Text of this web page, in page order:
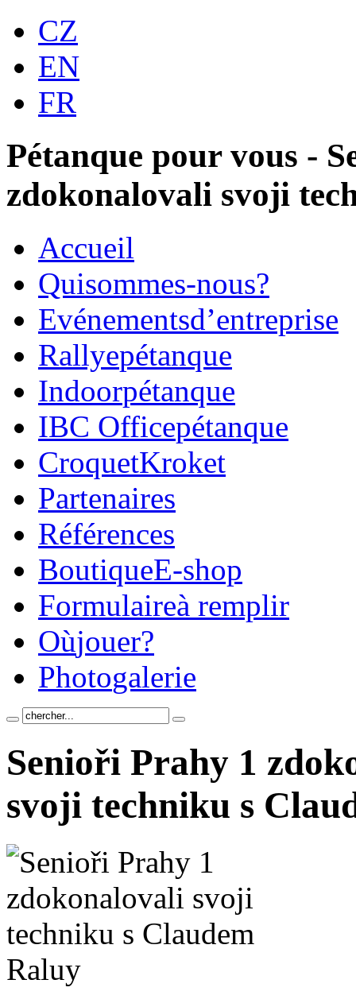
CZ
EN
FR
Pétanque pour vous -
zdokonalovali svoji
Accueil
Quisommes-nous?
Evénementsd’entreprise
Rallyepétanque
Indoorpétanque
IBC Officepétanque
CroquetKroket
Partenaires
Références
BoutiqueE-shop
Formulaireà remplir
Oùjouer?
Photogalerie
Senioři Prahy 1
svoji techniku s